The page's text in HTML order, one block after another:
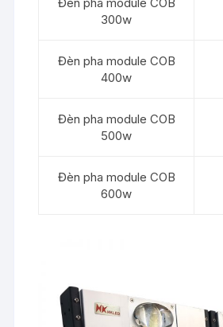
Đèn pha module COB
300w
Đèn pha module COB
400w
Đèn pha module COB
500w
Đèn pha module COB
600w